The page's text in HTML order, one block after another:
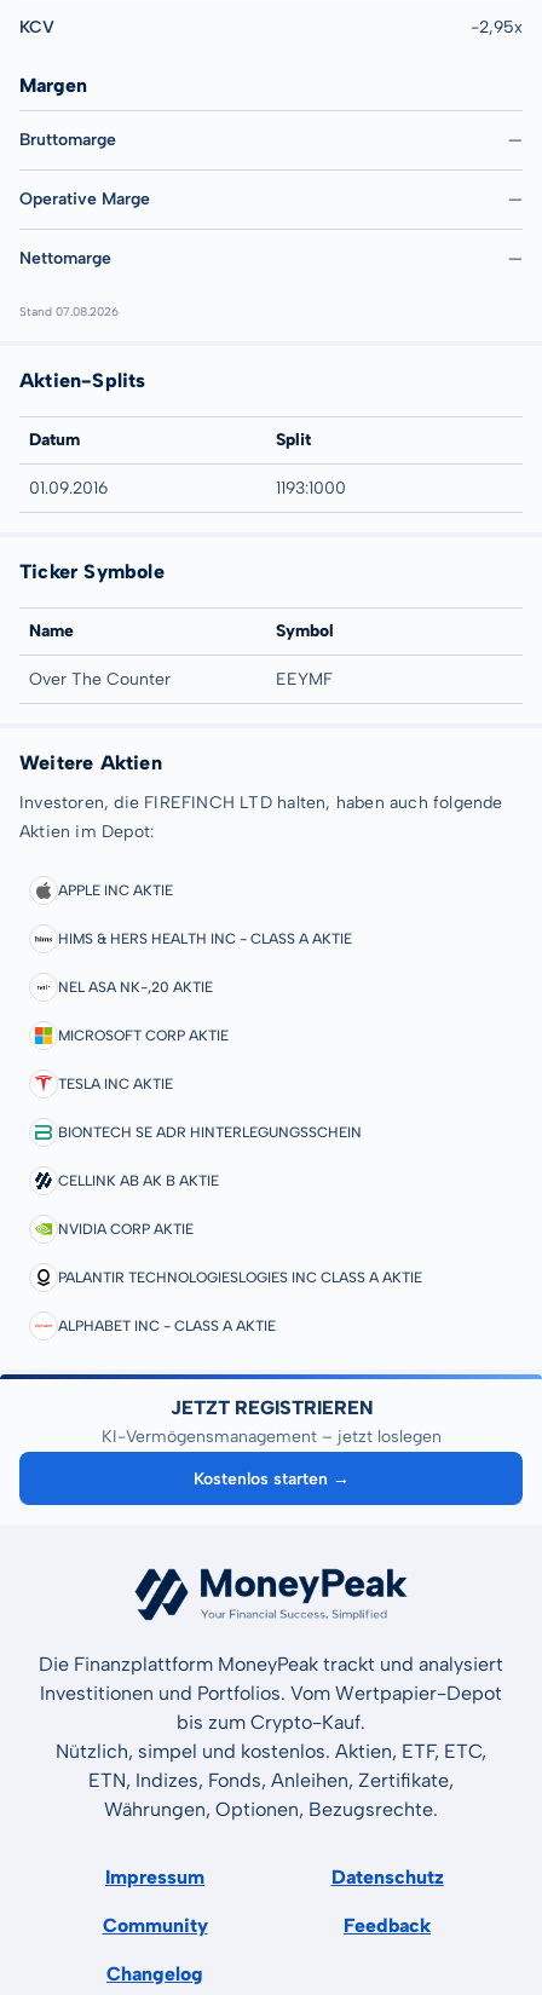
KCV -2,95x
Margen
Bruttomarge —
Operative Marge —
Nettomarge —
Stand 07.08.2026
Aktien-Splits
Datum Split
01.09.2016 1193:1000
Ticker Symbole
Name Symbol
Over The Counter EEYMF
Weitere Aktien
Investoren, die FIREFINCH LTD halten, haben auch folgende
Aktien im Depot:
APPLE INC AKTIE
HIMS & HERS HEALTH INC - CLASS A AKTIE
NEL ASA NK-,20 AKTIE
MICROSOFT CORP AKTIE
TESLA INC AKTIE
BIONTECH SE ADR HINTERLEGUNGSSCHEIN
CELLINK AB AK B AKTIE
NVIDIA CORP AKTIE
PALANTIR TECHNOLOGIESLOGIES INC CLASS A AKTIE
ALPHABET INC - CLASS A AKTIE
JETZT REGISTRIEREN
KI-Vermögensmanagement – jetzt loslegen
Kostenlos starten →
Die Finanzplattform MoneyPeak trackt und analysiert
Investitionen und Portfolios. Vom Wertpapier-Depot
bis zum Crypto-Kauf.
Nützlich, simpel und kostenlos. Aktien, ETF, ETC,
ETN, Indizes, Fonds, Anleihen, Zertifikate,
Währungen, Optionen, Bezugsrechte.
Impressum Datenschutz
Community Feedback
Changelog